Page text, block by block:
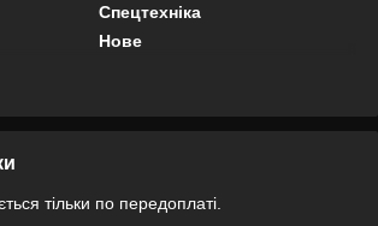
Спецтехніка
Нове
тільки по передоплаті.